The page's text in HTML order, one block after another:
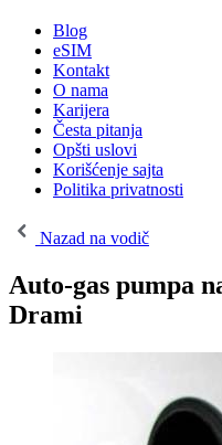
Blog
eSIM
Kontakt
O nama
Karijera
Česta pitanja
Opšti uslovi
Korišćenje sajta
Politika privatnosti
Nazad na vodič
Auto-gas pumpa
Drami